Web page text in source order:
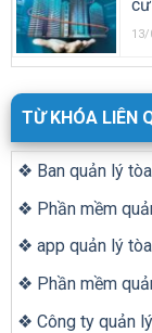
13/
TỪ KHÓA LIÊN
❖ Ban quản lý
❖ Phần mềm
❖ app quản lý
❖ Phần mềm
❖ Công ty quản